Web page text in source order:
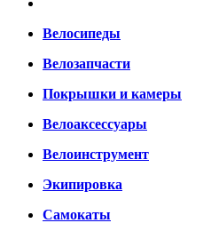
Велосипеды
Велозапчасти
Покрышки и камеры
Велоаксессуары
Велоинструмент
Экипировка
Самокаты